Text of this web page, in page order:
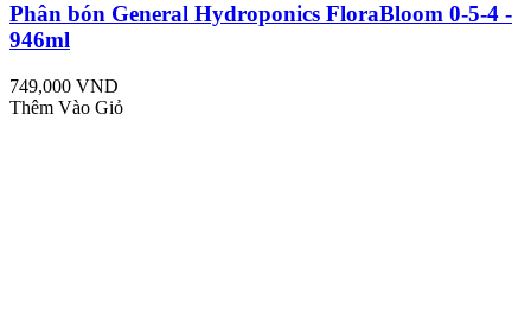
Phân bón General Hydroponics FloraBloom 0-5-4 -
946ml
749,000 VND
Thêm Vào Giỏ